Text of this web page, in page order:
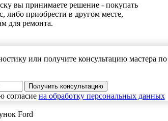
или получите консультацию мастера
согласие на обработку персональных данных
вы принимаете решение - покупать
либо приобрести в другом месте,
для ремонта.
Ford